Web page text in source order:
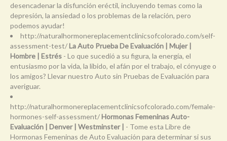
desencadenar la disfunción eréctil, incluyendo temas como la
depresión, la ansiedad o los problemas de la relación, pero
podemos ayudar!
http://naturalhormonereplacementclinicsofcolorado.com/self-
assessment-test/La Auto Prueba De Evaluación | Mujer |
Hombre | Estrés - Lo que sucedió a su figura, la energía, el
entusiasmo por la vida, la libido, el afán por el trabajo, el cónyuge o
los amigos? Llevar nuestro Auto sin Pruebas de Evaluación para
averiguar.
http://naturalhormonereplacementclinicsofcolorado.com/female-
hormones-self-assessment/Hormonas Femeninas Auto-
Evaluación | Denver | Westminster | - Tome esta Libre de
Hormonas Femeninas de Auto Evaluación para determinar si sus